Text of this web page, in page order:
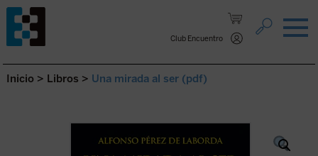
Club Encuentro
Saltar al contenido.
Inicio > Libros > Una mirada al ser (pdf)